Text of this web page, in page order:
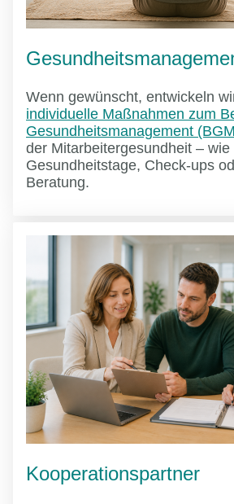
Wenn gewünscht, entwickeln
individuelle Maßnahmen zum
Gesundheitsmanagement
der Mitarbeitergesundheit – wie
Gesundheitstage, Check-ups
Beratung.
Kooperationspartner